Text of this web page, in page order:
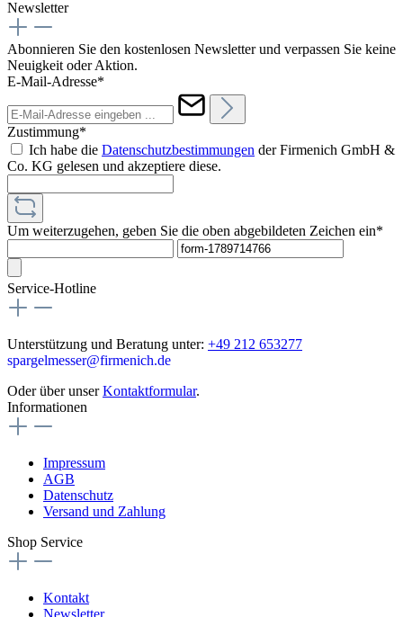
Newsletter
Abonnieren Sie den kostenlosen Newsletter und verpassen Sie keine
Neuigkeit oder Aktion.
E-Mail-Adresse*
Zustimmung*
Ich habe die Datenschutzbestimmungen der Firmenich GmbH &
Co. KG gelesen und akzeptiere diese.
Um weiterzugehen, geben Sie die oben abgebildeten Zeichen ein*
Service-Hotline
Unterstützung und Beratung unter: +49 212 653277
spargelmesser@firmenich.de
Oder über unserKontaktformular.
Informationen
Impressum
AGB
Datenschutz
Versand und Zahlung
Shop Service
Kontakt
Newsletter